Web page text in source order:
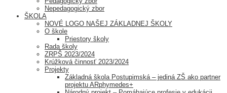
Nepedagogický zbor
ŠKOLA
NOVÉ LOGO NAŠEJ ZÁKLADNEJ ŠKOLY
O škole
Priestory školy
Rada školy
ZRPŠ 2023/2024
Krúžková činnosť 2023/2024
Projekty
Základná škola Postupimská – jediná ZŠ ako partner
projektu ARphymedes+